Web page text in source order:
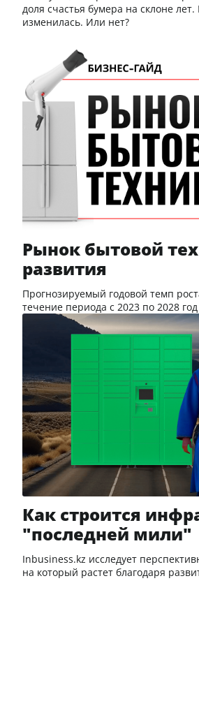
доля счастья бумера на склоне
изменилась. Или нет?
Рынок бытовой
развития
Прогнозируемый годовой темп
течение периода с 2023 по 2028 год
Как строится
"последней мили"
Inbusiness.kz исследует
на который растет благодаря